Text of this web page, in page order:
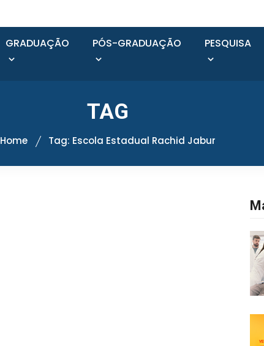
GRADUAÇÃO PÓS-GRADUAÇÃO PESQUISA
TAG
Home Tag: Escola Estadual Rachid Jabur